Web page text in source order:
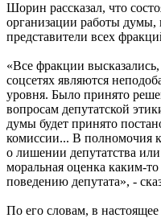
Шорин рассказал, что
организации работы думы,
представители всех
«Все фракции
соцсетях являются
уровня. Было принято
вопросам депутатской
думы будет принято
комиссии... В полномочия
о лишении депутатства
моральная оценка каким-
поведению депутата», -
По его словам, в